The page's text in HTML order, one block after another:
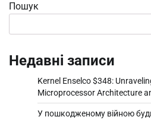
Пошук
Недавні записи
Kernel Enselco $348:
Microprocessor Architecture
У пошкодженому війною